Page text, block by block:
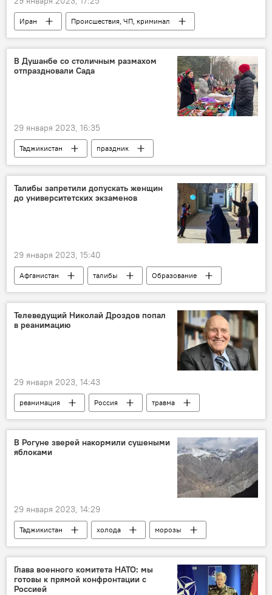
Иран
Происшествия, ЧП, криминал
землетрясение
Мир
стихийные бедствия
В Душанбе со столичным размахом
отпраздновали Сада
29 января 2023, 16:35
Таджикистан
праздник
Новости Душанбе
Религия
Общество
Талибы запретили допускать женщин
до университетских экзаменов
29 января 2023, 15:40
Афганистан талибы
Образование
Общество
Политика
Телеведущий Николай Дроздов попал
в реанимацию
29 января 2023, 14:43
реанимация Россия
травма
ТВ
В Рогуне зверей накормили сушеными
яблоками
29 января 2023, 14:29
Таджикистан холода морозы
Глава военного комитета НАТО: мы
готовы к прямой конфронтации с
Россией